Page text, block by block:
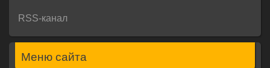
RSS-канал
Меню сайта